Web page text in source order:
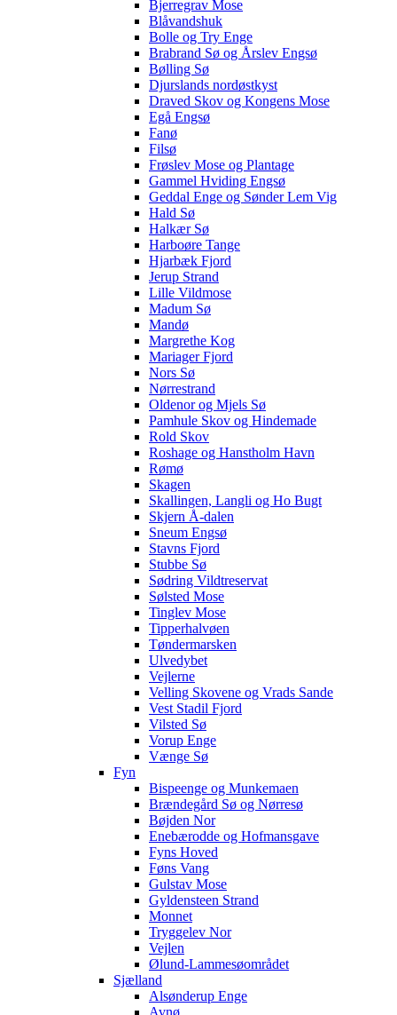
Bjerregrav Mose
Blåvandshuk
Bolle og Try Enge
Brabrand Sø og Årslev Engsø
Bølling Sø
Djurslands nordøstkyst
Draved Skov og Kongens Mose
Egå Engsø
Fanø
Filsø
Frøslev Mose og Plantage
Gammel Hviding Engsø
Geddal Enge og Sønder Lem Vig
Hald Sø
Halkær Sø
Harboøre Tange
Hjarbæk Fjord
Jerup Strand
Lille Vildmose
Madum Sø
Mandø
Margrethe Kog
Mariager Fjord
Nors Sø
Nørrestrand
Oldenor og Mjels Sø
Pamhule Skov og Hindemade
Rold Skov
Roshage og Hanstholm Havn
Rømø
Skagen
Skallingen, Langli og Ho Bugt
Skjern Å-dalen
Sneum Engsø
Stavns Fjord
Stubbe Sø
Sødring Vildtreservat
Sølsted Mose
Tinglev Mose
Tipperhalvøen
Tøndermarsken
Ulvedybet
Vejlerne
Velling Skovene og Vrads Sande
Vest Stadil Fjord
Vilsted Sø
Vorup Enge
Vænge Sø
Fyn
Bispeenge og Munkemaen
Brændegård Sø og Nørresø
Bøjden Nor
Enebærodde og Hofmansgave
Fyns Hoved
Føns Vang
Gulstav Mose
Gyldensteen Strand
Monnet
Tryggelev Nor
Vejlen
Ølund-Lammesøområdet
Sjælland
Alsønderup Enge
Avnø